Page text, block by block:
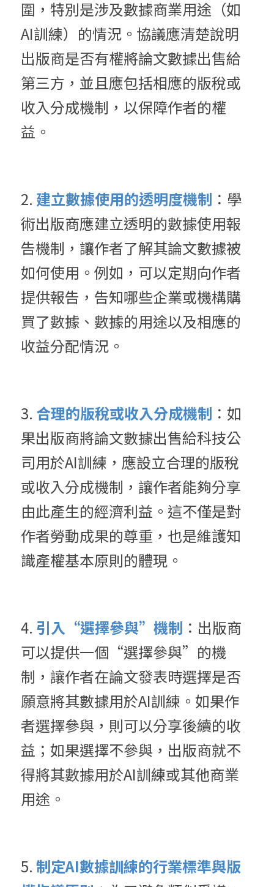
圍，特別是涉及數據商業用途（如
AI訓練）的情況。協議應清楚說明
出版商是否有權將論文數據出售給
第三方，並且應包括相應的版稅或
收入分成機制，以保障作者的權
益。
2. 建立數據使用的透明度機制 ：學
術出版商應建立透明的數據使用報
告機制，讓作者了解其論文數據被
如何使用。例如，可以定期向作者
提供報告，告知哪些企業或機構購
買了數據、數據的用途以及相應的
收益分配情況。
3. 合理的版稅或收入分成機制 ：如
果出版商將論文數據出售給科技公
司用於AI訓練，應設立合理的版稅
或收入分成機制，讓作者能夠分享
由此產生的經濟利益。這不僅是對
作者勞動成果的尊重，也是維護知
識產權基本原則的體現。
4. 引入“選擇參與”機制 ：出版商
可以提供一個“選擇參與”的機
制，讓作者在論文發表時選擇是否
願意將其數據用於AI訓練。如果作
者選擇參與，則可以分享後續的收
益；如果選擇不參與，出版商就不
得將其數據用於AI訓練或其他商業
用途。
5. 制定AI數據訓練的行業標準與版